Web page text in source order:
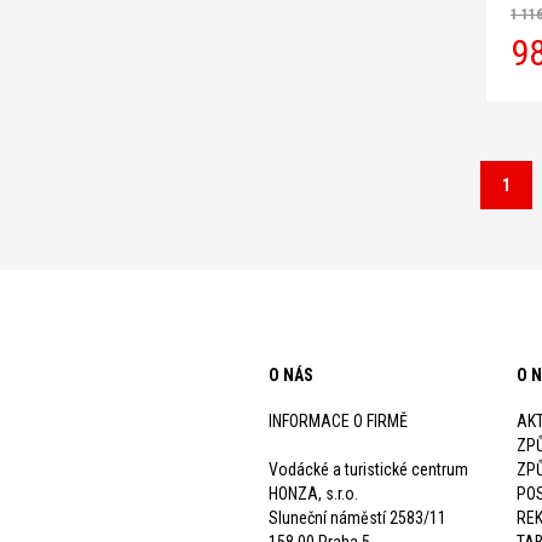
1
1
O NÁS
INFORMACE O FIRMĚ
Vodácké a turistické centrum
HONZA, s.r.o.
Sluneční náměstí 2583/11
O